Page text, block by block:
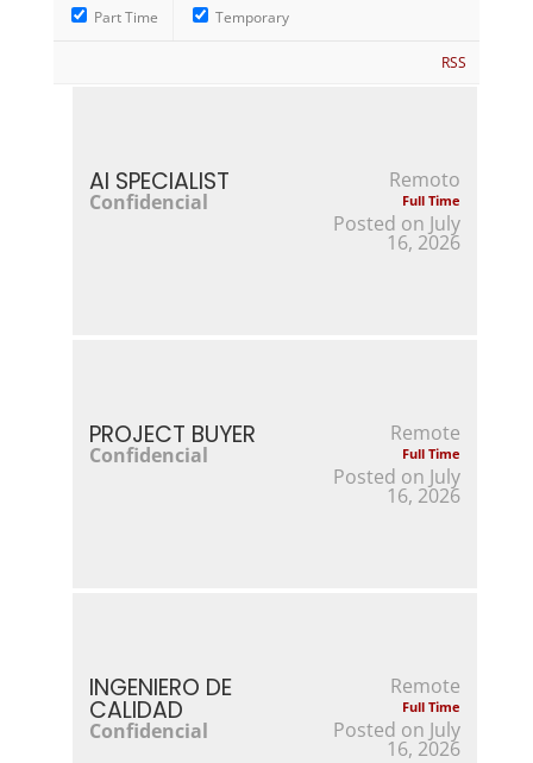
Part Time Temporary
RSS
AI SPECIALIST
Confidencial
Remoto
Full Time
Posted on July
16, 2026
PROJECT BUYER
Confidencial
Remote
Full Time
Posted on July
16, 2026
INGENIERO DE
CALIDAD
Confidencial
Remote
Full Time
Posted on July
16, 2026